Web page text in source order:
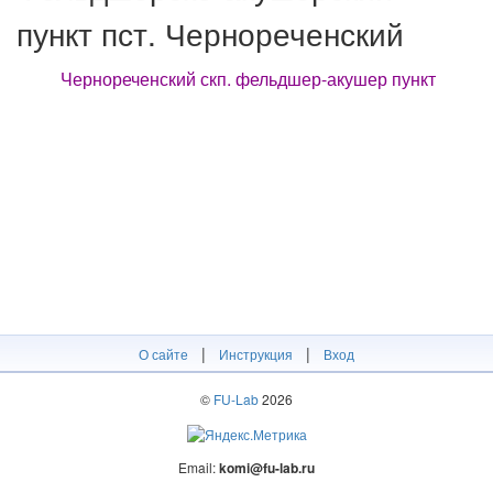
пункт пст. Чернореченский
Чернореченский скп. фельдшер-акушер пункт
О сайте | Инструкция | Вход
© FU-Lab2026
Email:komi@fu-lab.ru